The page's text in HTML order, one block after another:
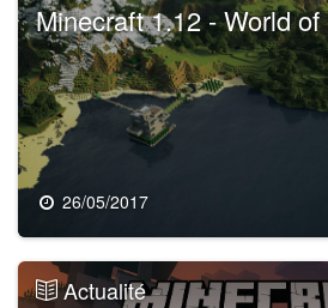
Minecraft 1.12 - World
26/05/2017
Actualité